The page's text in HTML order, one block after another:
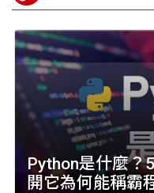
Python是什麼？
開它為何能稱霸